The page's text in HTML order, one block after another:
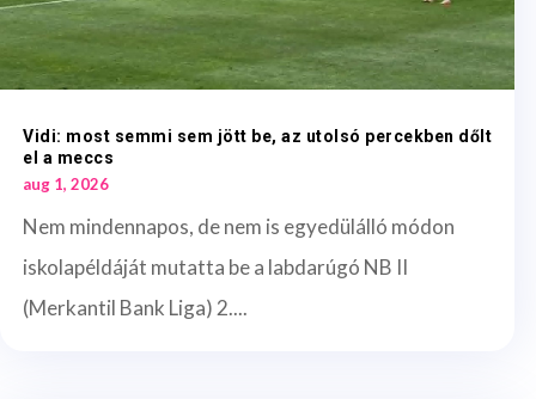
Vidi: most semmi sem jött be, az utolsó percekben dőlt
el a meccs
aug 1, 2026
Nem mindennapos, de nem is egyedülálló módon
iskolapéldáját mutatta be a labdarúgó NB II
(Merkantil Bank Liga) 2....